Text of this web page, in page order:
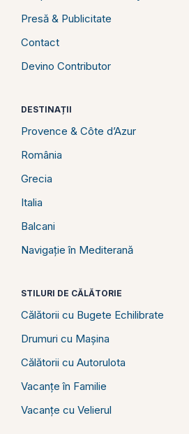
Presă & Publicitate
Contact
Devino Contributor
DESTINAȚII
Provence & Côte d’Azur
România
Grecia
Italia
Balcani
Navigație în Mediterană
STILURI DE CĂLĂTORIE
Călătorii cu Bugete Echilibrate
Drumuri cu Mașina
Călătorii cu Autorulota
Vacanțe în Familie
Vacanțe cu Velierul